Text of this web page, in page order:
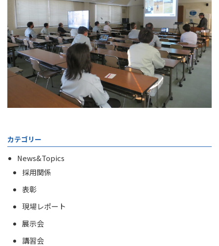
カテゴリー
News&Topics
採用関係
表彰
現場レポート
展示会
講習会